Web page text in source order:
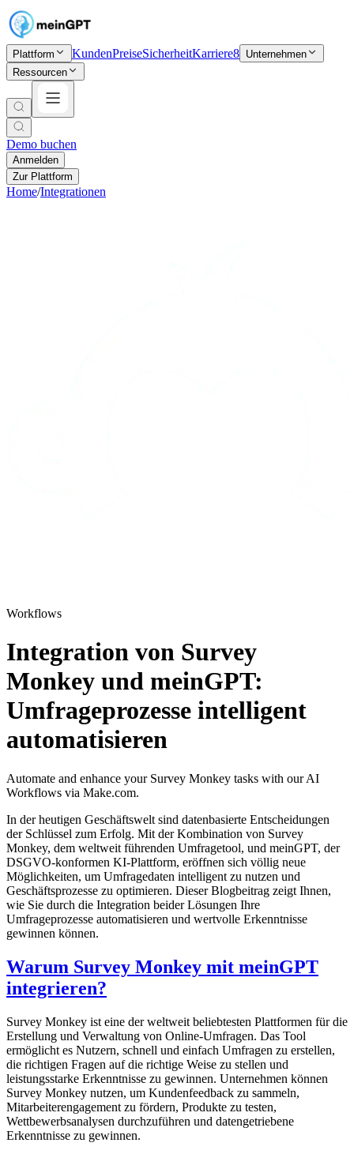
Plattform KundenPreiseSicherheitKarriere8 Unternehmen
Ressourcen
Demo buchen
Anmelden
Zur Plattform
Home/Integrationen
Workflows
Integration von Survey
Monkey und meinGPT:
Umfrageprozesse intelligent
automatisieren
Automate and enhance your Survey Monkey tasks with our AI
Workflows via Make.com.
In der heutigen Geschäftswelt sind datenbasierte Entscheidungen
der Schlüssel zum Erfolg. Mit der Kombination von Survey
Monkey, dem weltweit führenden Umfragetool, und meinGPT, der
DSGVO-konformen KI-Plattform, eröffnen sich völlig neue
Möglichkeiten, um Umfragedaten intelligent zu nutzen und
Geschäftsprozesse zu optimieren. Dieser Blogbeitrag zeigt Ihnen,
wie Sie durch die Integration beider Lösungen Ihre
Umfrageprozesse automatisieren und wertvolle Erkenntnisse
gewinnen können.
Warum Survey Monkey mit meinGPT
integrieren?
Survey Monkey ist eine der weltweit beliebtesten Plattformen für die
Erstellung und Verwaltung von Online-Umfragen. Das Tool
ermöglicht es Nutzern, schnell und einfach Umfragen zu erstellen,
die richtigen Fragen auf die richtige Weise zu stellen und
leistungsstarke Erkenntnisse zu gewinnen. Unternehmen können
Survey Monkey nutzen, um Kundenfeedback zu sammeln,
Mitarbeiterengagement zu fördern, Produkte zu testen,
Wettbewerbsanalysen durchzuführen und datengetriebene
Erkenntnisse zu gewinnen.